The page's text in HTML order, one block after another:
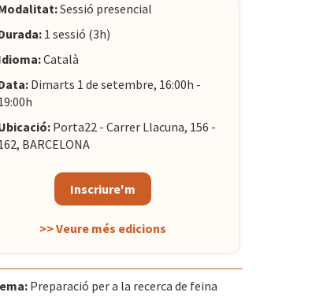
Sessió presencial
1 sessió (3h)
Català
Dimarts 1 de setembre, 16:00h -
Porta22 - Carrer Llacuna, 156 -
BARCELONA
Inscriure'm
>> Veure més edicions
Preparació per a la recerca de feina